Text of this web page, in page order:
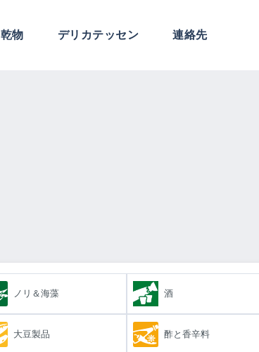
乾物 デリカテッセン
連絡先
ノリ＆海藻 酒
大豆製品 酢と香辛料